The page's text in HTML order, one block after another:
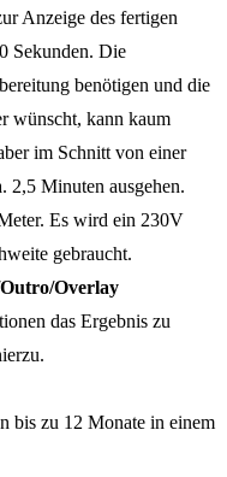
Anzeige des fertigen
Sekunden. Die
benötigen und die
wünscht, kann kaum
im Schnitt von einer
2,5 Minuten ausgehen.
Es wird ein 230V
gebraucht.
Overlay
das Ergebnis zu
bis zu 12 Monate in einem